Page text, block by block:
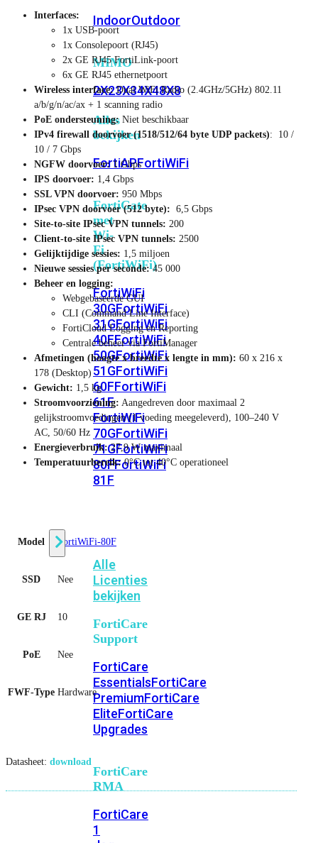
IndoorOutdoor
MIMO
2X23X34X48X8
Alles
bekijken
FortiAPFortiWiFi
FortiGate
met
Wi-
Fi
(FortiWiFi)
FortiWiFi
30GFortiWiFi
31GFortiWiFi
40FFortiWiFi
50GFortiWiFi
51GFortiWiFi
60FFortiWiFi
61F
FortiWiFi
70GFortiWiFi
71GFortiWiFi
80FFortiWiFi
81F
Alle
Licenties
bekijken
FortiCare
Support
FortiCare
EssentialsFortiCare
PremiumFortiCare
EliteFortiCare
Upgrades
FortiCare
RMA
FortiCare
1
Interfaces:
1x USB-poort
1x Consolepoort (RJ45)
2x GE RJ45 FortiLink-poort
6x GE RJ45 ethernetpoort
Wireless interface:Dual WiFi Radio (2.4GHz/5GHz) 802.11
a/b/g/n/ac/ax + 1 scanning radio
PoE ondersteuning: Niet beschikbaar
IPv4 firewall doorvoer (1518/512/64 byte UDP packets): 10 /
10 / 7 Gbps
NGFW doorvoer:1 Gbps
IPS doorvoer: 1,4 Gbps
SSL VPN doorvoer: 950 Mbps
IPsec VPN doorvoer (512 byte): 6,5 Gbps
Site-to-site IPsec VPN tunnels: 200
Client-to-site IPsec VPN tunnels: 2500
Gelijktijdige sessies: 1,5 miljoen
Nieuwe sessies per seconde:45 000
Beheer en logging:
Webgebaseerde GUI
CLI (Command Line Interface)
FortiCloud Logging en Reporting
Centrale beheer via FortiManager
Afmetingen (hoogte x breedte x lengte in mm): 60 x 216 x
178 (Desktop)
Gewicht: 1,5 kg
Stroomvoorziening: Aangedreven door maximaal 2
gelijkstroomvoedingen (1 voeding meegeleverd), 100–240 V
AC, 50/60 Hz
Energieverbruik:27,9 W maximaal
Temperatuurbereik:0°C tot 40°C operationeel
Model FortiWiFi-80F
SSD Nee
GE RJ 10
PoE Nee
FWF-Type Hardware
Datasheet: download